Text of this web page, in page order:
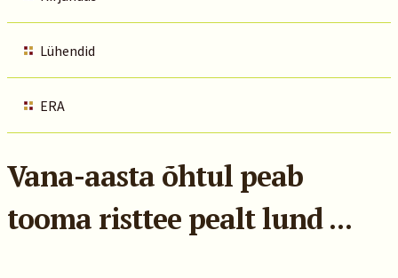
Lühendid
ERA
Vana-aasta õhtul peab
tooma risttee pealt lund ...